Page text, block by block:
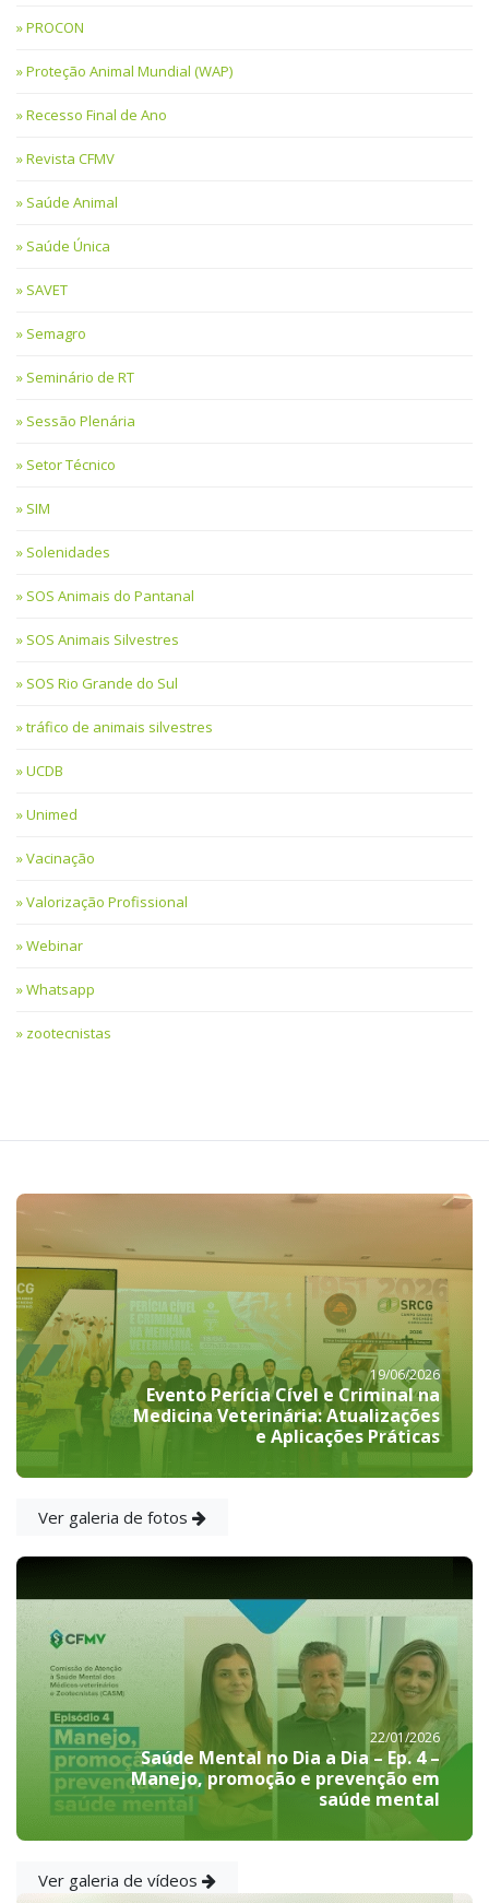
PROCON
Proteção Animal Mundial (WAP)
Recesso Final de Ano
Revista CFMV
Saúde Animal
Saúde Única
SAVET
Semagro
Seminário de RT
Sessão Plenária
Setor Técnico
SIM
Solenidades
SOS Animais do Pantanal
SOS Animais Silvestres
SOS Rio Grande do Sul
tráfico de animais silvestres
UCDB
Unimed
Vacinação
Valorização Profissional
Webinar
Whatsapp
zootecnistas
19/06/2026
Evento Perícia Cível e Criminal na
Medicina Veterinária: Atualizações
e Aplicações Práticas
Ver galeria de fotos
22/01/2026
Saúde Mental no Dia a Dia – Ep. 4 –
Manejo, promoção e prevenção em
saúde mental
Ver galeria de vídeos